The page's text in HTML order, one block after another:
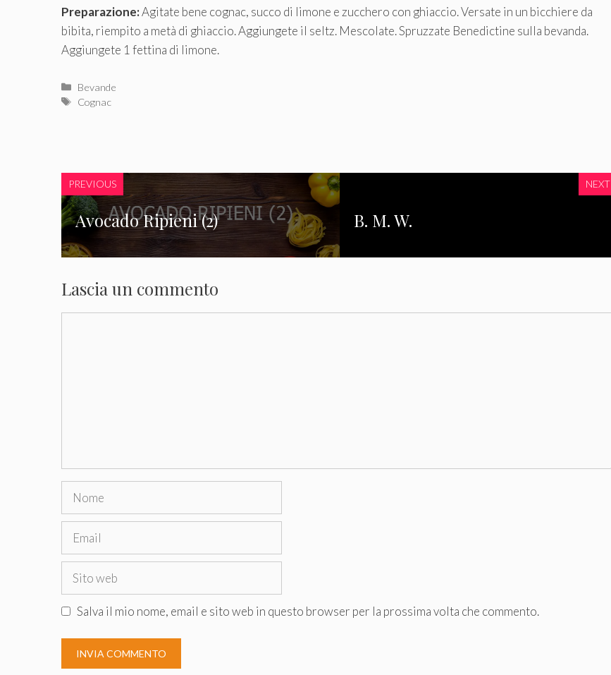
Preparazione:Agitate bene cognac, succo di limone e zucchero con ghiaccio. Versate in un bicchiere da
bibita, riempito a metà di ghiaccio. Aggiungete il seltz. Mescolate. Spruzzate Benedictine sulla bevanda.
Aggiungete 1 fettina di limone.
Categorie
Bevande
Tag
Cognac
PREVIOUS
Avocado Ripieni (2)
NEXT
B. M. W.
Lascia un commento
Nome
Email
Sito
Salva il mio nome, email e sito web in questo browser per la prossima volta che commento.